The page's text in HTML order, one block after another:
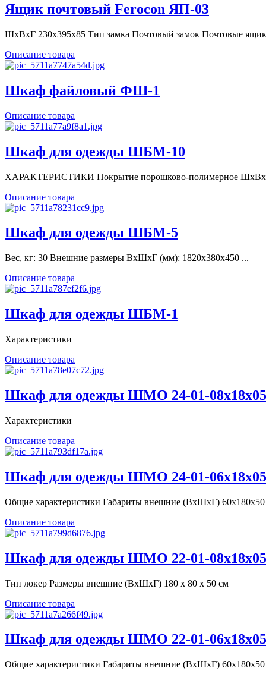
Ящик почтовый Ferocon ЯП-03
ШхВхГ 230х395х85 Тип замка Почтовый замок Почтовые
Описание товара
Шкаф файловый ФШ-1
Описание товара
Шкаф для одежды ШБМ-10
ХАРАКТЕРИСТИКИ Покрытие порошково-полимерное
Описание товара
Шкаф для одежды ШБМ-5
Вес, кг: 30 Внешние размеры ВхШхГ (мм): 1820x380x450 ...
Описание товара
Шкаф для одежды ШБМ-1
Характеристики
Описание товара
Шкаф для одежды ШМО 24-01-
Характеристики
Описание товара
Шкаф для одежды ШМО 24-01-
Общие характеристики Габариты внешние (ВхШхГ) 60х180х50
Описание товара
Шкаф для одежды ШМО 22-01-
Тип локер Размеры внешние (ВхШхГ) 180 х 80 х 50 см
Описание товара
Шкаф для одежды ШМО 22-01-
Общие характеристики Габариты внешние (ВхШхГ) 60х180х50